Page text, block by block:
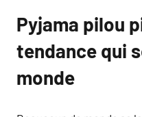
Pyjama pilou
tendance qui
monde